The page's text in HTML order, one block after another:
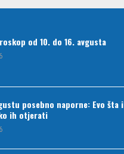
od 10. do 16. avgusta
posebno naporne: Evo šta
ih otjerati